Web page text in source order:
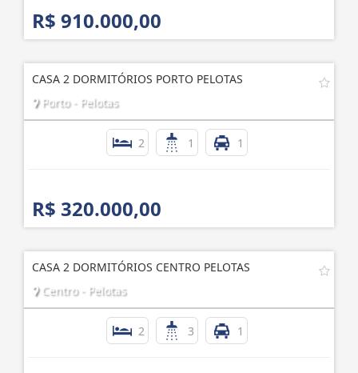
R$ 910.000,00
CASA 2 DORMITÓRIOS PORTO PELOTAS
Porto - Pelotas
2 1 1
R$ 320.000,00
CASA 2 DORMITÓRIOS CENTRO PELOTAS
Centro - Pelotas
2 3 1